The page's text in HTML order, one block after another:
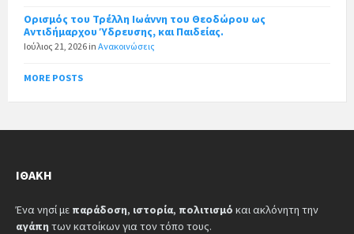
Ορισμός του Τρέλλη Ιωάννη του Θεοδώρου ως
Αντιδήμαρχου Ύδρευσης, και Παιδείας.
Ιούλιος 21, 2026 in Ανακοινώσεις
MORE POSTS
ΙΘΆΚΗ
Ένα νησί με παράδοση, ιστορία, πολιτισμό και ακλόνητη την
αγάπη των κατοίκων για τον τόπο τους.